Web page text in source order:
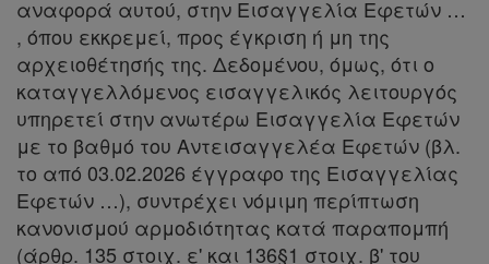
αναφορά αυτού, στην Εισαγγελία Εφετών …
, όπου εκκρεμεί, προς έγκριση ή μη της
αρχειοθέτησής της. Δεδομένου, όμως, ότι ο
καταγγελλόμενος εισαγγελικός λειτουργός
υπηρετεί στην ανωτέρω Εισαγγελία Εφετών
με το βαθμό του Αντεισαγγελέα Εφετών (βλ.
το από 03.02.2026 έγγραφο της Εισαγγελίας
Εφετών …), συντρέχει νόμιμη περίπτωση
κανονισμού αρμοδιότητας κατά παραπομπή
(άρθρ. 135 στοιχ. ε' και 136§1 στοιχ. β' του